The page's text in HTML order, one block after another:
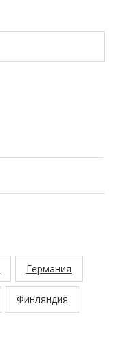
Германия
Финляндия